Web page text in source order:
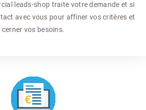
leads-shop traite votre demande et si
avec vous pour affiner vos critères et
cerner vos besoins.